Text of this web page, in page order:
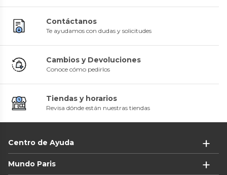
Contáctanos
Te ayudamos con dudas y solicitudes
Cambios y Devoluciones
Conoce cómo pedirlos
Tiendas y horarios
Revisa dónde están nuestras tiendas
Centro de Ayuda
Mundo Paris